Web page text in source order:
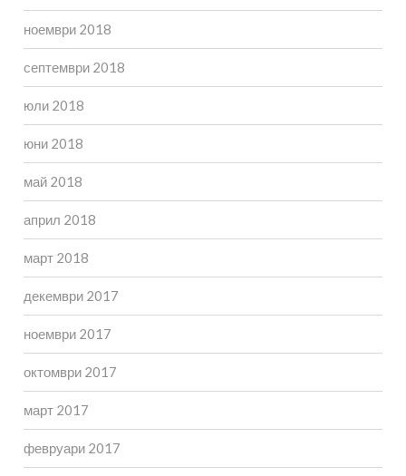
ноември 2018
септември 2018
юли 2018
юни 2018
май 2018
април 2018
март 2018
декември 2017
ноември 2017
октомври 2017
март 2017
февруари 2017